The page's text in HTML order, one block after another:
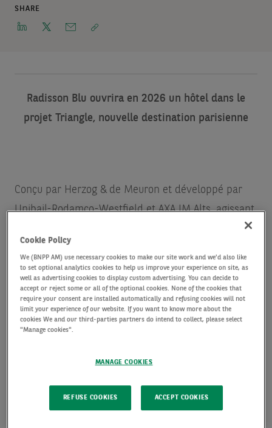
SHARE
Radisson Blu ouvrira en 2026 un hôtel dans le
projet Triangle, nouvelle destination parisienne
Conçu par Herzog & de Meuron et développé par
Unibail-Rodamco-Westfield et AXA IM Alts, agissant
pour le compte de ses clients, Triangle participera à
la transition environnementale de Paris grâce à de
nombreuses innovations : sobriété énergétique,
large recours aux énergies renouvelables et priorité
donnée aux mobilités décarbonées. Triangle réunira
hôtel, crèche, centre de santé, centre culturel,
travail partagés, belvédère, ascenseurs et
restaurant panoramiques, ouverts à tous.
Cookie Policy
We (BNPP AM) use necessary cookies to make our site work and we'd also like
to set optional analytics cookies to help us improve your experience on site, as
well as advertising cookies to display custom advertising. You can decide to
accept or reject some or all of the optional cookies. None of the cookies that
require your consent are installed automatically and refusing cookies will not
limit your experience of our website. If you want to know more about the
cookies We and our third-parties partners do intend to collect, please select
"Manage cookies".
MANAGE COOKIES
REFUSE COOKIES ACCEPT COOKIES